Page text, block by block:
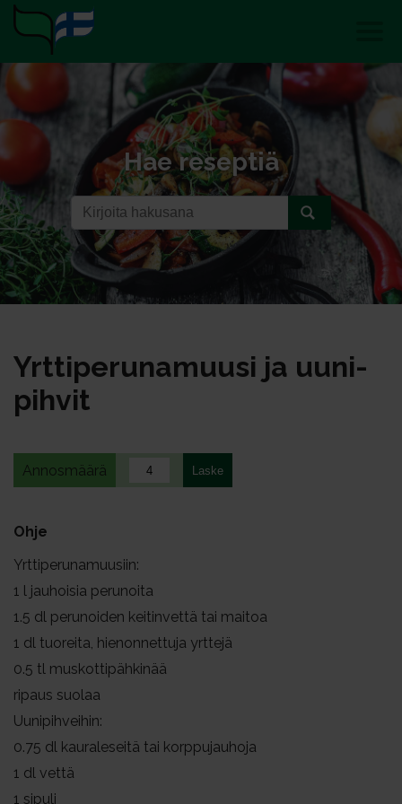
Hae reseptiä
Yrt­ti­pe­ru­na­muu­si ja uu­ni­
pih­vit
Annosmäärä
Ohje
Yrttiperunamuusiin:
1 l jauhoisia perunoita
1.5 dl perunoiden keitinvettä tai maitoa
1 dl tuoreita, hienonnettuja yrttejä
0.5 tl muskottipähkinää
ripaus suolaa
Uunipihveihin:
0.75 dl kauraleseitä tai korppujauhoja
1 dl vettä
1 sipuli